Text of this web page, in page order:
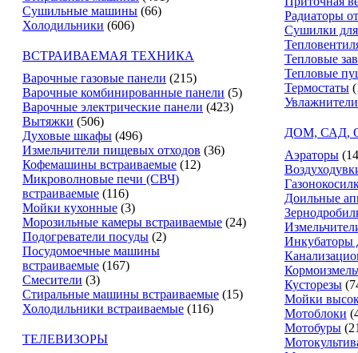
Сушильные машины (66)
Холодильники (606)
ВСТРАИВАЕМАЯ ТЕХНИКА
Варочные газовые панели (215)
Варочные комбинированные панели (5)
Варочные электрические панели (423)
Вытяжки (506)
Духовые шкафы (496)
Измельчители пищевых отходов (36)
Кофемашины встраиваемые (12)
Микроволновые печи (СВЧ)
встраиваемые (116)
Мойки кухонные (3)
Морозильные камеры встраиваемые (24)
Подогреватели посуды (2)
Посудомоечные машины
встраиваемые (167)
Смесители (3)
Стиральные машины встраиваемые (15)
Холодильники встраиваемые (116)
ТЕЛЕВИЗОРЫ
Радиаторы
Сушилки
Тепловые
Тепловые
Термостаты
ДОМ, САД,
Аэраторы
Доильные
Инкубаторы
Кусторезы
Мойки
Мотоблоки
Мотобуры